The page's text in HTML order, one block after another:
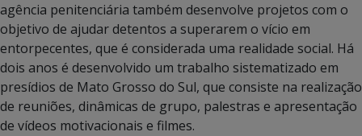
agência penitenciária também desenvolve projetos com o
objetivo de ajudar detentos a superarem o vício em
entorpecentes, que é considerada uma realidade social. Há
dois anos é desenvolvido um trabalho sistematizado em
presídios de Mato Grosso do Sul, que consiste na realização
de reuniões, dinâmicas de grupo, palestras e apresentação
de vídeos motivacionais e filmes.